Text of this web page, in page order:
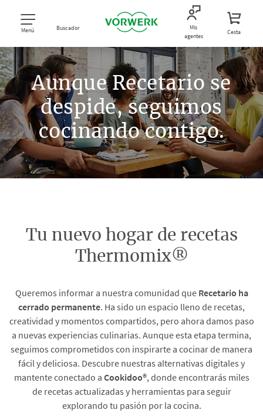
Menú Buscador
Mis
agentes
Cesta
Aunque Recetario se
despide, seguimos
cocinando contigo.
Tu nuevo hogar de recetas
Thermomix®
Queremos informar a nuestra comunidad que Recetario ha
cerrado permanente. Ha sido un espacio lleno de recetas,
creatividad y momentos compartidos, pero ahora damos paso
a nuevas experiencias culinarias. Aunque esta etapa termina,
seguimos comprometidos con inspirarte a cocinar de manera
fácil y deliciosa. Descubre nuestras alternativas digitales y
mantente conectado a Cookidoo®, donde encontrarás miles
de recetas actualizadas y herramientas para seguir
explorando tu pasión por la cocina.